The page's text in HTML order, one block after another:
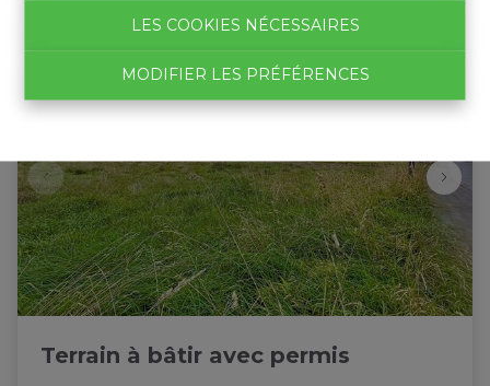
LES COOKIES NÉCESSAIRES
MODIFIER LES PRÉFÉRENCES
Terrain à bâtir avec permis